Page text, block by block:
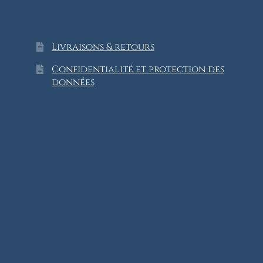
Livraisons & retours
Confidentialité et protection des
données